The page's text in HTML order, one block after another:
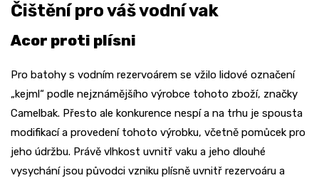
Čištění pro váš vodní vak
Acor proti plísni
Pro batohy s vodním rezervoárem se vžilo lidové označení
„kejml“ podle nejznámějšího výrobce tohoto zboží, značky
Camelbak. Přesto ale konkurence nespí a na trhu je spousta
modifikací a provedení tohoto výrobku, včetně pomůcek pro
jeho údržbu. Právě vlhkost uvnitř vaku a jeho dlouhé
vysychání jsou původci vzniku plísně uvnitř rezervoáru a